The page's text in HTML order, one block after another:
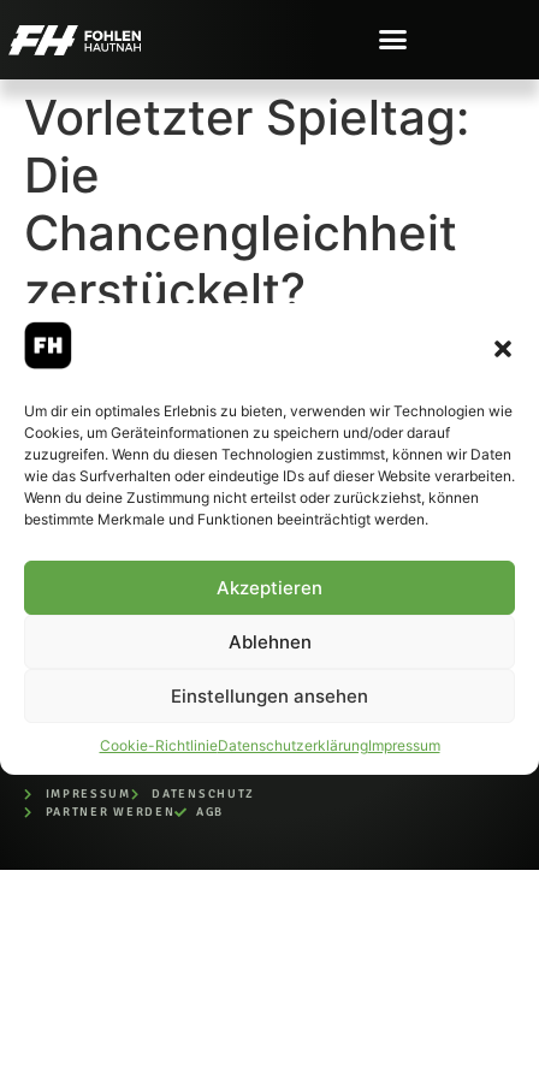
Um dir ein optimales Erlebnis zu bieten, verwenden wir Technologien wie
Cookies, um Geräteinformationen zu speichern und/oder darauf
zuzugreifen. Wenn du diesen Technologien zustimmst, können wir Daten
wie das Surfverhalten oder eindeutige IDs auf dieser Website verarbeiten.
Wenn du deine Zustimmung nicht erteilst oder zurückziehst, können
bestimmte Merkmale und Funktionen beeinträchtigt werden.
Akzeptieren
Ablehnen
Einstellungen ansehen
Cookie-RichtlinieDatenschutzerklärungImpressum
Vorletzter Spieltag:
Die
Chancengleichheit
zerstückelt?
© 2007-2026 Fohlen-Hautnah.de
– Alle rechte vorbehalten.
Fohlen-Hautnah.de ist ein
offiziell eingetragenes Magazin
IMPRESSUM
DATENSCHUTZ
PARTNER WERDEN
AGB